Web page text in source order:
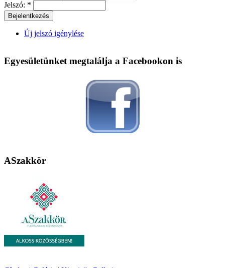
Jelszó: *
Új jelszó igénylése
Egyesületünket megtalálja a Facebookon is
ASzakkör